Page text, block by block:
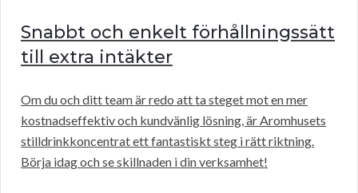
Snabbt och enkelt förhållningssätt
till extra intäkter
Om du och ditt team är redo att ta steget mot en mer
kostnadseffektiv och kundvänlig lösning, är Aromhusets
stilldrinkkoncentrat ett fantastiskt steg i rätt riktning.
Börja idag och se skillnaden i din verksamhet!